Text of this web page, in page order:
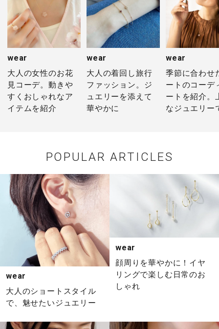
wear
大人の女性のお花
見コーデ。動きや
すくおしゃれなア
イテムを紹介
wear
大人の着回し旅行
ファッション。ジ
ュエリーを添えて
華やかに
wear
季節に合わせ
ートのコーデ
ートを紹介。
なジュエリー
POPULAR ARTICLES
wear
大人のショートスタイル
で、魅せたいジュエリー
wear
顔周りを華やかに！イヤ
リングで楽しむ日常のお
しゃれ